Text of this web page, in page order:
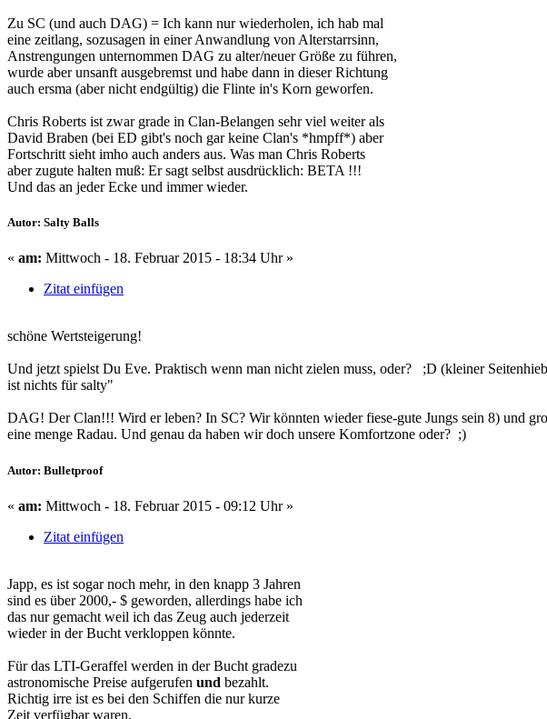
Zu SC (und auch DAG) = Ich kann nur wiederholen, ich hab mal
eine zeitlang, sozusagen in einer Anwandlung von Alterstarrsinn,
Anstrengungen unternommen DAG zu alter/neuer Größe zu führen,
wurde aber unsanft ausgebremst und habe dann in dieser Richtung
auch ersma (aber nicht endgültig) die Flinte in's Korn geworfen.
Chris Roberts ist zwar grade in Clan-Belangen sehr viel weiter als
David Braben (bei ED gibt's noch gar keine Clan's *hmpff*) aber
Fortschritt sieht imho auch anders aus. Was man Chris Roberts
aber zugute halten muß: Er sagt selbst ausdrücklich: BETA !!!
Und das an jeder Ecke und immer wieder.
Autor: Salty Balls
« am: Mittwoch - 18. Februar 2015 - 18:34 Uhr »
Zitat einfügen
schöne Wertsteigerung!
Und jetzt spielst Du Eve. Praktisch wenn man nicht zielen muss, oder? ;D (kleiner
ist nichts für salty"
DAG! Der Clan!!! Wird er leben? In SC? Wir könnten wieder fiese-gute Jungs sein 8) und
eine menge Radau. Und genau da haben wir doch unsere Komfortzone oder? ;)
Autor: Bulletproof
« am: Mittwoch - 18. Februar 2015 - 09:12 Uhr »
Zitat einfügen
Japp, es ist sogar noch mehr, in den knapp 3 Jahren
sind es über 2000,- $ geworden, allerdings habe ich
das nur gemacht weil ich das Zeug auch jederzeit
wieder in der Bucht verkloppen könnte.
Für das LTI-Geraffel werden in der Bucht gradezu
astronomische Preise aufgerufen und bezahlt.
Richtig irre ist es bei den Schiffen die nur kurze
Zeit verfügbar waren.